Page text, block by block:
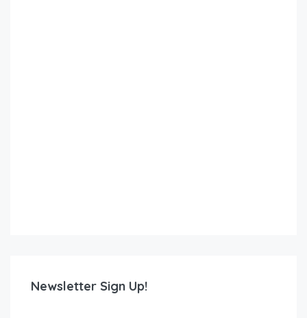
Newsletter Sign Up!